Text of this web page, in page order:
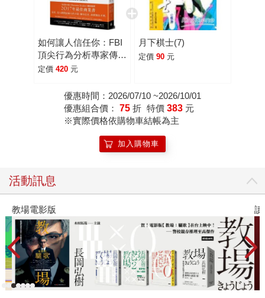
如何讓人信任你：FBI
頂尖行為分析專家傳授
最強交心術，讓你在職
人人信服的深度領導
定價 420 元
月下棋士(7)
定價 90 元
優惠時間：2026/07/10 ~2026/10/01
優惠組合價： 75 折 特價 383 元
※實際價格依購物車結帳為主
加入購物車
活動訊息
教場電影版 讀